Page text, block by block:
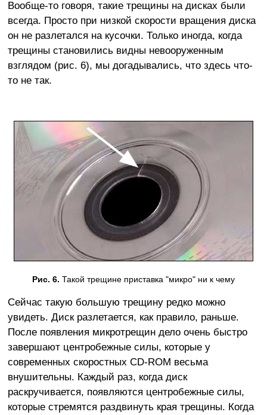
Вообще-то говоря, такие трещины на дисках были
всегда. Просто при низкой скорости вращения диска
он не разлетался на кусочки. Только иногда, когда
трещины становились видны невооруженным
взглядом (рис. 6), мы догадывались, что здесь что-
то не так.
Рис. 6. Такой трещине приставка "микро" ни к чему
Сейчас такую большую трещину редко можно
увидеть. Диск разлетается, как правило, раньше.
После появления микротрещин дело очень быстро
завершают центробежные силы, которые у
современных скоростных CD-ROM весьма
внушительны. Каждый раз, когда диск
раскручивается, появляются центробежные силы,
которые стремятся раздвинуть края трещины. Когда